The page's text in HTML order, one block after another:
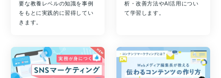
要な教養レベルの知識を事例
をもとに実践的に習得してい
きます。
析・改善方法やAI活用につい
て学習します。